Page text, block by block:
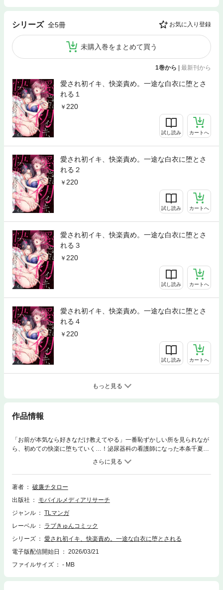
シリーズ 全5冊 お気に入り登録
未購入巻をまとめて買う
1巻から | 最新刊から
愛され初イキ、快楽責め。一途な白衣に堕とさ
れる１
220
試し読み カートへ
愛され初イキ、快楽責め。一途な白衣に堕とさ
れる２
220
試し読み カートへ
愛され初イキ、快楽責め。一途な白衣に堕とさ
れる３
220
試し読み カートへ
愛され初イキ、快楽責め。一途な白衣に堕とさ
れる４
220
試し読み カートへ
もっと見る
作品情報
「お前が本気なら好きなだけ教えてやる」一番恥ずかしい所を見られなが
ら、初めての快楽に堕ちていく…！泌尿器科の看護師になった本条千夏
は、男性器を見ると気絶してしまう悩みを抱えていた。そんな千夏を見か
ねた医師・堂島瑛二は彼女の悩みを克服するため協力するのだが…。先生
のアソコを見ているうちにエッチな気分になってしまう千夏。怖いはずな
のに…それ以上に先生の優しくて熱い指導に体がトロトロに反応して…
著者
破廉チタロー
出版社
モバイルメディアリサーチ
ジャンル
TLマンガ
レーベル
ラブきゅんコミック
シリーズ
愛され初イキ、快楽責め。一途な白衣に堕とされる
電子版配信開始日
2026/03/21
ファイルサイズ
- MB